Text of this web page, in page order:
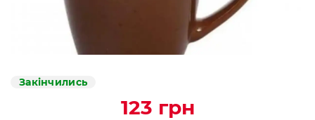
Закінчились
123 грн